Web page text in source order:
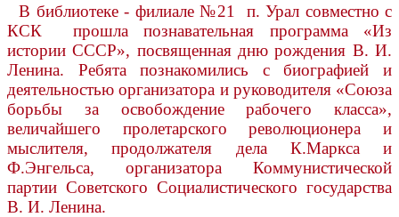
В библиотеке - филиале №21 п. Урал совместно с
КСК прошла познавательная программа «Из
истории СССР», посвященная дню рождения В. И.
Ленина. Ребята познакомились с биографией и
деятельностью организатора и руководителя «Союза
борьбы за освобождение рабочего класса»,
величайшего пролетарского революционера и
мыслителя, продолжателя дела К.Маркса и
Ф.Энгельса, организатора Коммунистической
партии Советского Социалистического государства
В. И. Ленина.